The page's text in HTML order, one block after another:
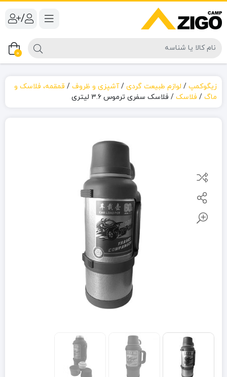
/
0
زیگوکمپ / لوازم طبیعت گردی /آشپزی و ظروف / قمقمه، فلاسک و
ماگ / فلاسک / فلاسک سفری ترموس ۳.۶ لیتری